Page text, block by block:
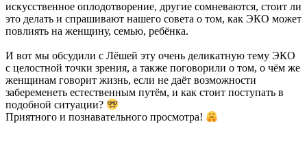
искусственное оплодотворение, другие сомневаются, стоит ли
это делать и спрашивают нашего совета о том, как ЭКО может
повлиять на женщину, семью, ребёнка.
И вот мы обсудили с Лёшей эту очень деликатную тему ЭКО
с целостной точки зрения, а также поговорили о том, о чём же
женщинам говорит жизнь, если не даёт возможности
забеременеть естественным путём, и как стоит поступать в
подобной ситуации?
Приятного и познавательного просмотра!